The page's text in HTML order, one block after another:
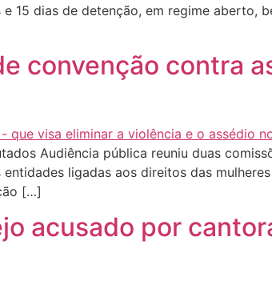
15 dias de detenção, em regime aberto,
convenção contra
Audiência pública reuniu duas
ligadas aos direitos das
[…]
acusado por